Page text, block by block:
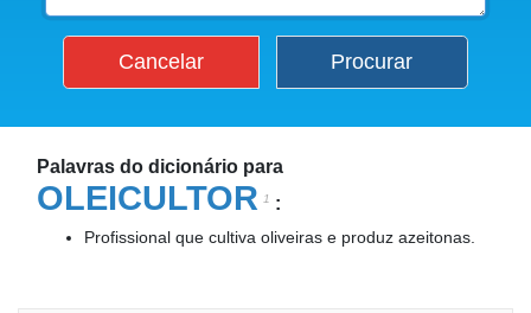
Cancelar Procurar
Palavras do dicionário para
OLEICULTOR 1 :
Profissional que cultiva oliveiras e produz azeitonas.